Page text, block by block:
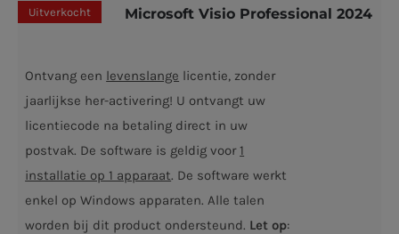
Uitverkocht Microsoft Visio Professional 2024
Ontvang een levenslange licentie, zonder
jaarlijkse her-activering! U ontvangt uw
licentiecode na betaling direct in uw
postvak. De software is geldig voor 1
installatie op 1 apparaat. De software werkt
enkel op Windows apparaten. Alle talen
worden bij dit product ondersteund. Let op: